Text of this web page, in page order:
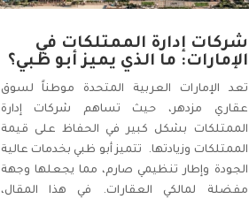
شركات إدارة الممتلكات في
الإمارات: ما الذي يميز أبو ظبي؟
تعد الإمارات العربية المتحدة موطناً لسوق
عقاري مزدهر، حيث تساهم شركات إدارة
الممتلكات بشكل كبير في الحفاظ على قيمة
الممتلكات وزيادتها. تتميز أبو ظبي بخدمات عالية
الجودة وإطار تنظيمي صارم، مما يجعلها وجهة
مفضلة لمالكي العقارات. في هذا المقال،